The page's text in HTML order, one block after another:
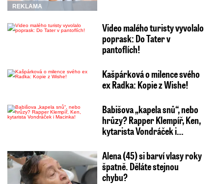
REKLAMA
Video malého turisty vyvolalo
poprask: Do Tater v
pantoflích!
Kašpárková o milence svého
ex Radka: Kopie z Wishe!
Babišova „kapela snů“, nebo
hrůzy? Rapper Klempíř, Ken,
kytarista Vondráček i…
Alena (45) si barví vlasy roky
špatně. Děláte stejnou
chybu?